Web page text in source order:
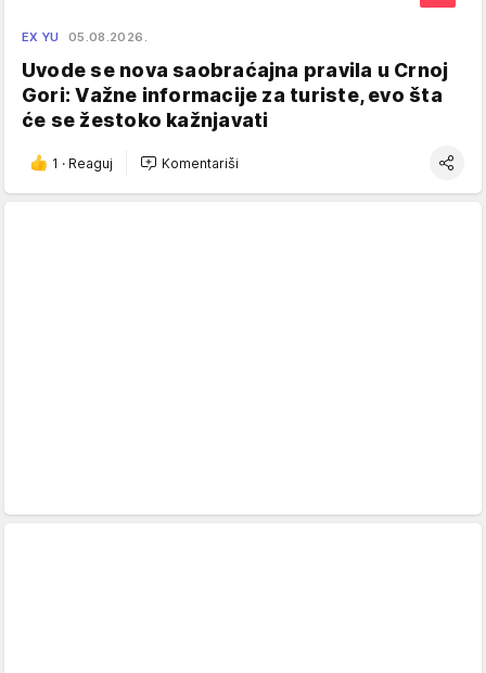
EX YU 05.08.2026.
Uvode se nova saobraćajna pravila u Crnoj
Gori: Važne informacije za turiste, evo šta
će se žestoko kažnjavati
1 · Reaguj Komentariši